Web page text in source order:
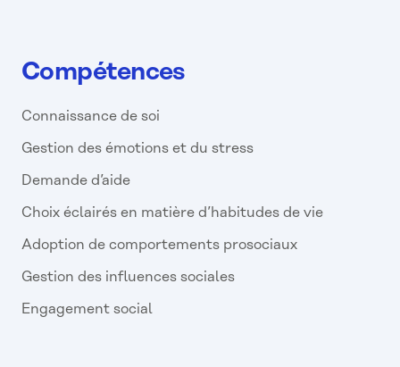
Compétences
Connaissance de soi
Gestion des émotions et du stress
Demande d’aide
Choix éclairés en matière d’habitudes de vie
Adoption de comportements prosociaux
Gestion des influences sociales
Engagement social